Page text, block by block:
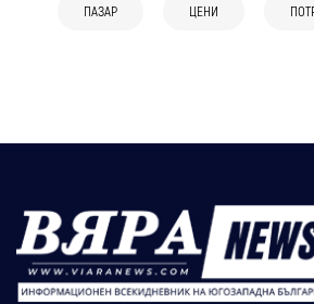
ПАЗАР ЦЕНИ
бързо откри
плодове и зеленчуци по
България 29 юли